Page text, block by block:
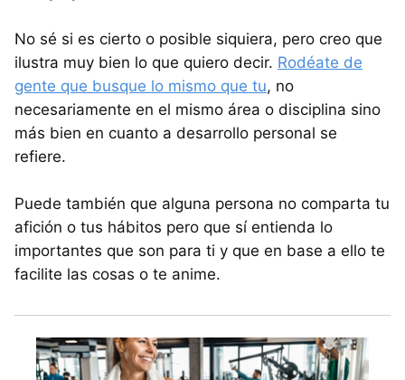
No sé si es cierto o posible siquiera, pero creo que
ilustra muy bien lo que quiero decir. Rodéate de
gente que busque lo mismo que tu, no
necesariamente en el mismo área o disciplina sino
más bien en cuanto a desarrollo personal se
refiere.
Puede también que alguna persona no comparta tu
afición o tus hábitos pero que sí entienda lo
importantes que son para ti y que en base a ello te
facilite las cosas o te anime.